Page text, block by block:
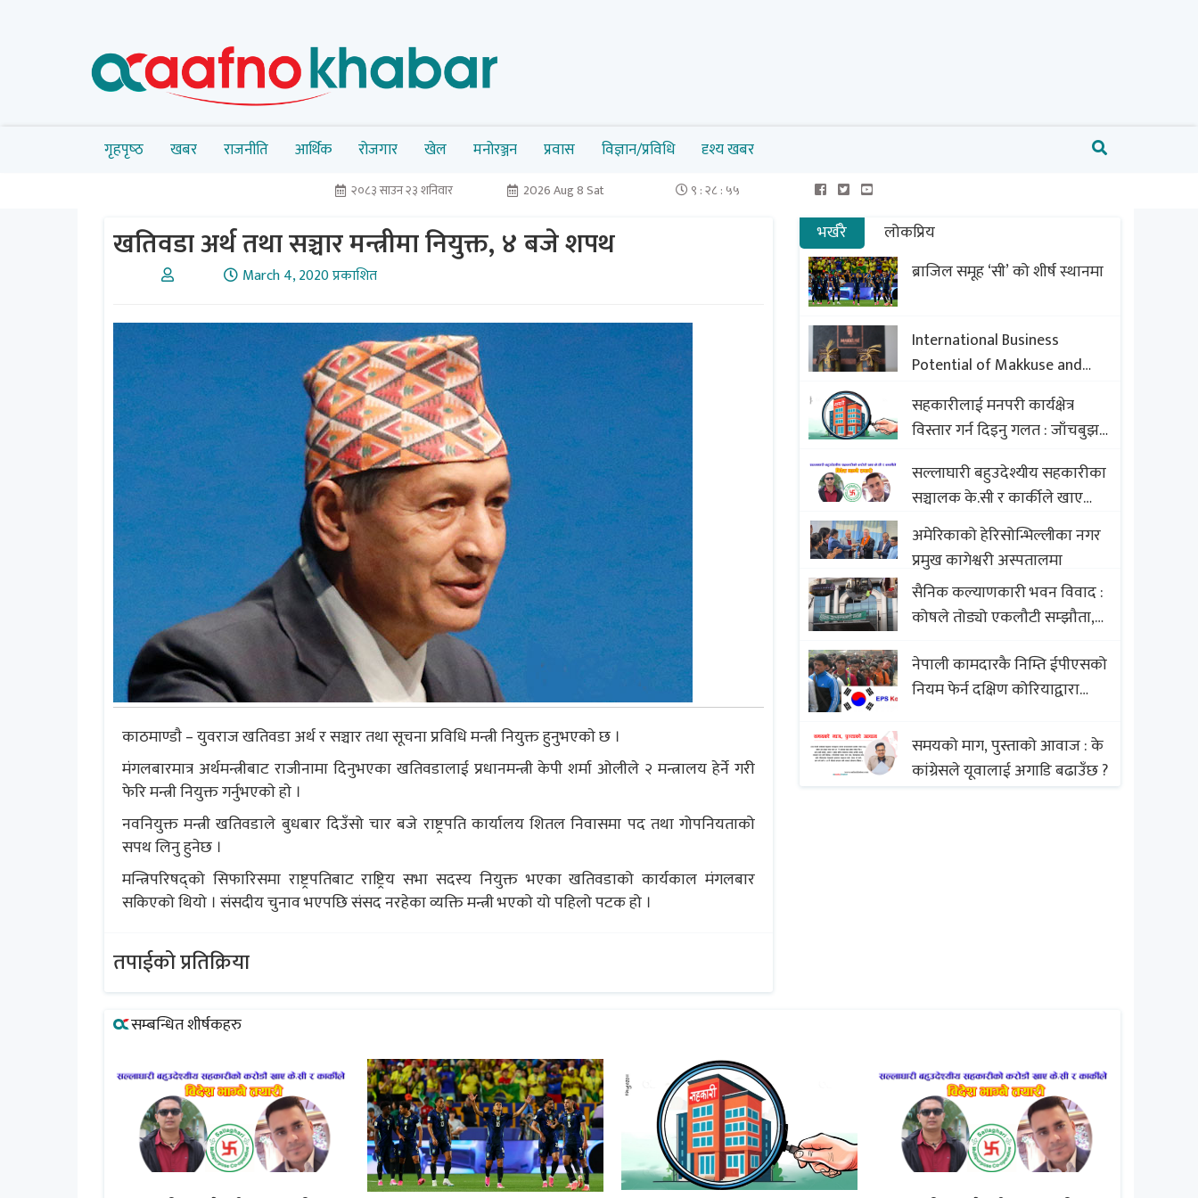
गृहपृष्‍ठ खबर राजनीति आर्थिक रोजगार खेल मनोरञ्जन प्रवास विज्ञान/प्रविधि दृश्य खबर
२०८३ साउन २३ शनिवार 2026 Aug 8 Sat ९ : २८ : ५६
खतिवडा अर्थ तथा सञ्चार मन्त्रीमा नियुक्त, ४ बजे शपथ
March 4, 2020 प्रकाशित
काठमाण्डाै – युवराज खतिवडा अर्थ र सञ्चार तथा सूचना प्रविधि मन्त्री नियुक्त हुनुभएकाे छ ।
मंगलबारमात्र अर्थमन्त्रीबाट राजीनामा दिनुभएका खतिवडालाई प्रधानमन्त्री केपी शर्मा ओलीले २ मन्त्रालय हेर्ने गरी
फेरि मन्त्री नियुक्त गर्नुभएकाे हाे ।
नवनियुक्त मन्त्री खतिवडाले बुधबार दिउँसो चार बजे राष्ट्रपति कार्यालय शितल निवासमा पद तथा गोपनियताको
सपथ लिनु हुनेछ ।
मन्त्रिपरिषद्को सिफारिसमा राष्ट्रपतिबाट राष्ट्रिय सभा सदस्य नियुक्त भएका खतिवडाको कार्यकाल मंगलबार
सकिएको थियो । संसदीय चुनाव भएपछि संसद नरहेका व्यक्ति मन्त्री भएको यो पहिलो पटक हो ।
तपाईको प्रतिक्रिया
भर्खरै
लोकप्रिय
ब्राजिल समूह ‘सी’ को शीर्ष स्थानमा
International Business
Potential of Makkuse and
Export Opportunities of
Nepali Sweets with Global
Comparison to Baklava
सहकारीलाई मनपरी कार्यक्षेत्र
विस्तार गर्न दिइनु गलत : जाँचबुझ
सल्लाघारी बहुउदेश्यीय सहकारीका
सञ्चालक के.सी र कार्कीले खाए
सदस्यको करोडौं बचत
अमेरिकाको हेरिसोन्भिल्लीका नगर
प्रमुख कागेश्वरी अस्पतालमा
सैनिक कल्याणकारी भवन विवाद :
कोषले तोड्यो एकलौटी सम्झौता,
बिखलबन्दमा (भिडियो)
नेपाली कामदारकै निम्ति ईपीएसको
नियम फेर्न दक्षिण कोरियाद्वारा
समयको माग, पुस्ताको आवाज : के
कांग्रेसले यूवालाई अगाडि बढाउँछ ?
सम्बन्धित शीर्षकहरु